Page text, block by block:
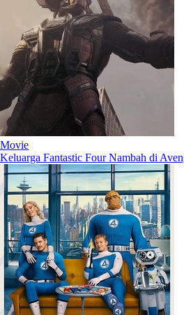
Movie
Keluarga Fantastic Four Nambah di